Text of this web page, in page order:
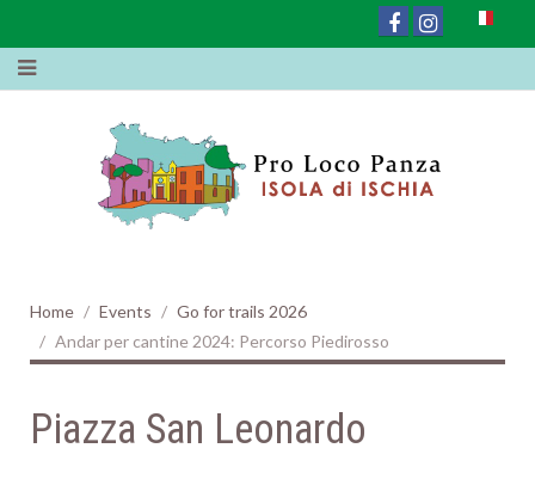
Home Events
Go for trails 2026
Andar per cantine 2024: Percorso Piedirosso
Piazza San Leonardo
BORGO_CAMPAGNANO-
09
09-10